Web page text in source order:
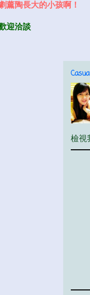
薰陶長大的小孩啊！
迎洽談
檢視